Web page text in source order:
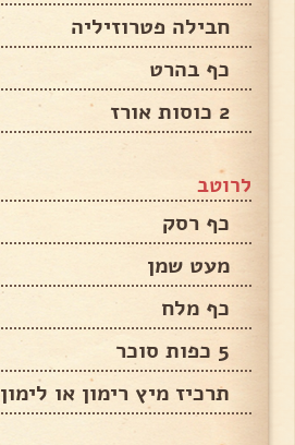
חבילה פטרוזיליה
כף בהרט
2 כוסות אורז
לרוטב
כף רסק
מעט שמן
כף מלח
5 כפות סוכר
תרכיז מיץ רימון או לימון